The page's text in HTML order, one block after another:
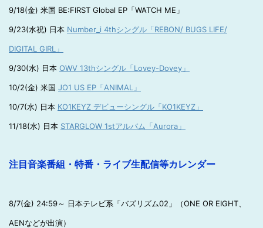
9/18(金) 米国 BE:FIRST Global EP「WATCH ME」
9/23(水祝) 日本 Number_i 4thシングル「REBON/ BUGS LIFE/
DIGITAL GIRL」
9/30(水) 日本 OWV 13thシングル「Lovey-Dovey」
10/2(金) 米国 JO1 US EP「ANIMAL」
10/7(水) 日本 KO1KEYZ デビューシングル「KO1KEYZ」
11/18(水) 日本 STARGLOW 1stアルバム「Aurora」
注目音楽番組・特番・ライブ生配信等カレンダー
8/7(金) 24:59～ 日本テレビ系「バズリズム02」（ONE OR EIGHT、
AENなどが出演）